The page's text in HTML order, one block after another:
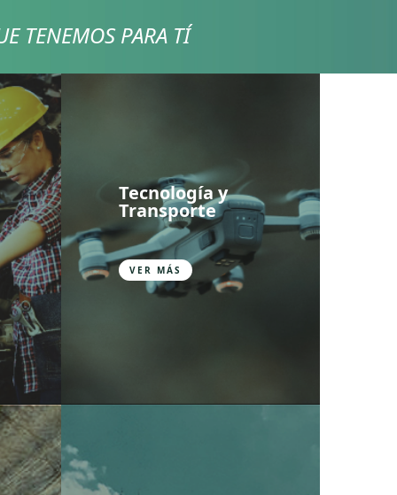
TENEMOS PARA TÍ
Tecnología y
Transporte
VER MÁS